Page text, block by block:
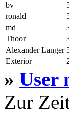
bv
ronald
md
Thoor
Alexander Langer
Exterior
» User
Zur